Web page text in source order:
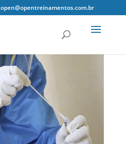
open@opentreinamentos.com.br